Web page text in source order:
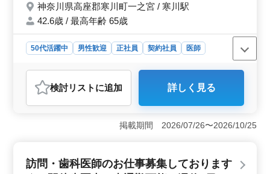
例：週5日で2000万円〜 ※詳細は、お気軽に
お問い合わせください。 夜間当直：無し
神奈川県高座郡寒川町一之宮 / 寒川駅
42.6歳 / 最高年齢 65歳
50代活躍中 男性歓迎 正社員 契約社員 医師
＜業務内容＞ この求人では、内科、消化器内科、外
科、肛門外科、皮膚科と幅広い診療科目を扱います。医
師としての専門性を活かし、さまざまな疾患に対応する
門的な知識と技術をさらに深めることが可能です。
を経験することができます。また、院長との診療分担に
検討リスト に追加 詳しく見る
掲載期間 2026/07/26〜2026/10/25
訪問・歯科医師のお仕事募集しております